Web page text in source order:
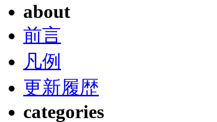
about
前言
凡例
更新履歴
categories